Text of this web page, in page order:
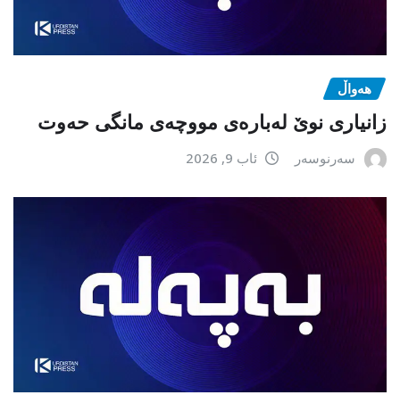
هەواڵ
زانیاری نوێ لەبارەی مووچەی مانگی حەوت
سەرنوسەر ئاب 9, 2026